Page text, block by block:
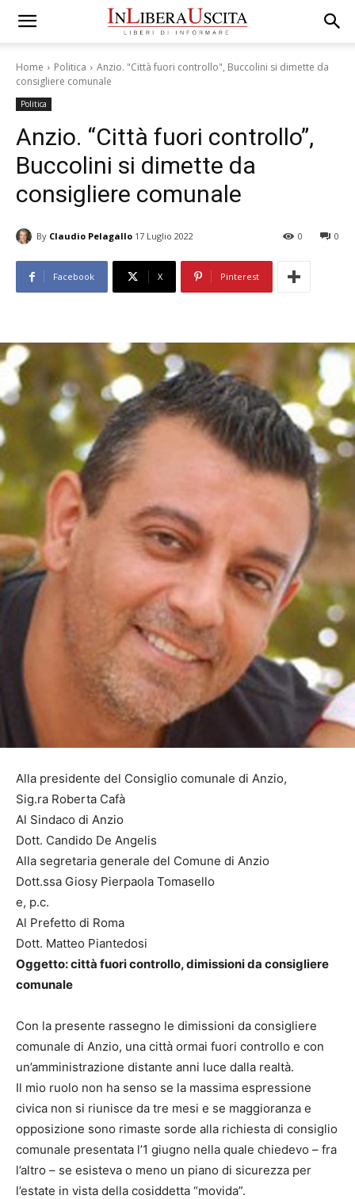
Home Politica
Anzio. "Città fuori controllo", Buccolini si dimette da
consigliere comunale
Politica
Anzio. “Città fuori controllo”,
Buccolini si dimette da
consigliere comunale
By Claudio Pelagallo 17 Luglio 2022 0
0
Facebook X Pinterest
Alla presidente del Consiglio comunale di Anzio,
Sig.ra Roberta Cafà
Al Sindaco di Anzio
Dott. Candido De Angelis
Alla segretaria generale del Comune di Anzio
Dott.ssa Giosy Pierpaola Tomasello
e, p.c.
Al Prefetto di Roma
Dott. Matteo Piantedosi
Oggetto: città fuori controllo, dimissioni da consigliere
comunale
Con la presente rassegno le dimissioni da consigliere
comunale di Anzio, una città ormai fuori controllo e con
un’amministrazione distante anni luce dalla realtà.
Il mio ruolo non ha senso se la massima espressione
civica non si riunisce da tre mesi e se maggioranza e
opposizione sono rimaste sorde alla richiesta di consiglio
comunale presentata l’1 giugno nella quale chiedevo – fra
l’altro – se esisteva o meno un piano di sicurezza per
l’estate in vista della cosiddetta “movida”.